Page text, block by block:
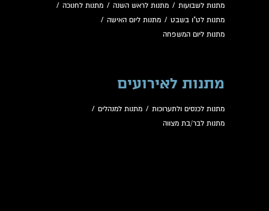
מתנות לשבועות / מתנות לראש השנה / מתנות לחנוכה /
מתנות לט"ו בשבט / מתנות ליום האישה /
מתנות ליום המשפחה
מתנות לאירועים
מתנות לכנסים ולתערוכות / מתנות למנהלים /
מתנות לבר/בת מצווה